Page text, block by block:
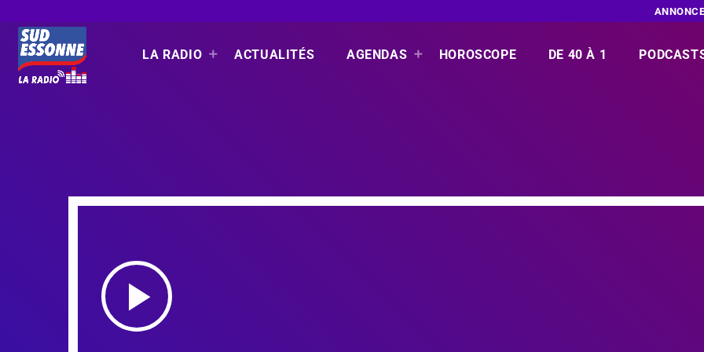
LA RADIO ACTUALITÉS AGENDAS HOROSCOPE DE 40 À 1
play_arrow